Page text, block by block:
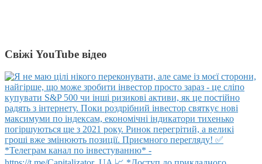
Свіжі YouTube відео